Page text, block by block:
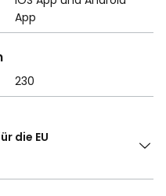
App
230
die EU